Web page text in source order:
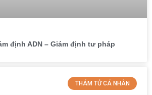
định ADN – Giám định tư pháp
THÁM TỬ CÁ NHÂN